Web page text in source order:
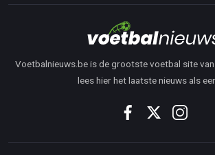
Voetbalnieuws.be is de grootste voetbal site van
lees hier het laatste nieuws als